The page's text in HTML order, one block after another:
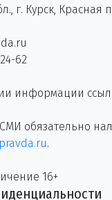
г. Курск,
62
информации
обязательно
.
16+